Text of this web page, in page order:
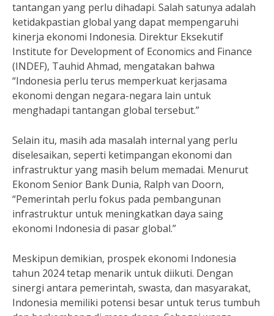
tantangan yang perlu dihadapi. Salah satunya adalah
ketidakpastian global yang dapat mempengaruhi
kinerja ekonomi Indonesia. Direktur Eksekutif
Institute for Development of Economics and Finance
(INDEF), Tauhid Ahmad, mengatakan bahwa
“Indonesia perlu terus memperkuat kerjasama
ekonomi dengan negara-negara lain untuk
menghadapi tantangan global tersebut.”
Selain itu, masih ada masalah internal yang perlu
diselesaikan, seperti ketimpangan ekonomi dan
infrastruktur yang masih belum memadai. Menurut
Ekonom Senior Bank Dunia, Ralph van Doorn,
“Pemerintah perlu fokus pada pembangunan
infrastruktur untuk meningkatkan daya saing
ekonomi Indonesia di pasar global.”
Meskipun demikian, prospek ekonomi Indonesia
tahun 2024 tetap menarik untuk diikuti. Dengan
sinergi antara pemerintah, swasta, dan masyarakat,
Indonesia memiliki potensi besar untuk terus tumbuh